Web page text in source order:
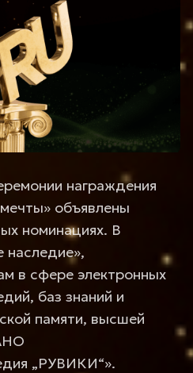
награждения
объявлены
номинациях. В
наследие»,
в сфере электронных
баз знаний и
памяти, высшей
„РУВИКИ“».